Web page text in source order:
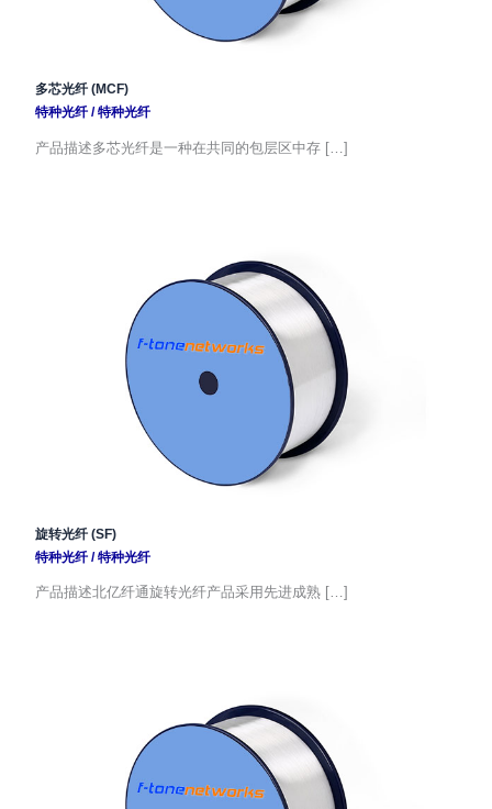
多芯光纤 (MCF)
特种光纤/特种光纤
产品描述多芯光纤是一种在共同的包层区中存 […]
旋转光纤 (SF)
特种光纤/特种光纤
产品描述北亿纤通旋转光纤产品采用先进成熟 […]